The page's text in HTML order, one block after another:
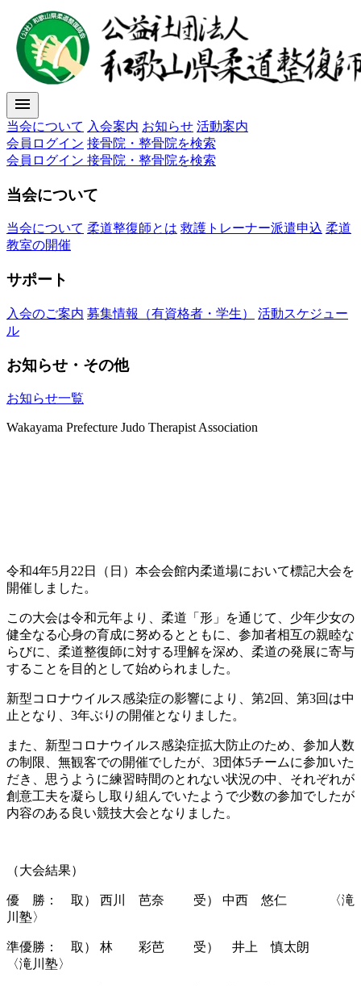
menu
当会について 入会案内 お知らせ 活動案内
会員ログイン 接骨院・整骨院を検索
会員ログイン 接骨院・整骨院を検索
当会について
当会について 柔道整復師とは 救護トレーナー派遣申込 柔道
教室の開催
サポート
入会のご案内 募集情報（有資格者・学生）
活動スケジュー
ル
お知らせ・その他
お知らせ一覧
Wakayama Prefecture Judo Therapist Association
令和4年5月22日（日）本会会館内柔道場において標記大会を
開催しました。
この大会は令和元年より、柔道「形」を通じて、少年少女の
健全なる心身の育成に努めるとともに、参加者相互の親睦な
らびに、柔道整復師に対する理解を深め、柔道の発展に寄与
することを目的として始められました。
新型コロナウイルス感染症の影響により、第2回、第3回は中
止となり、3年ぶりの開催となりました。
また、新型コロナウイルス感染症拡大防止のため、参加人数
の制限、無観客での開催でしたが、3団体5チームに参加いた
だき、思うように練習時間のとれない状況の中、それぞれが
創意工夫を凝らし取り組んでいたようで少数の参加でしたが
内容のある良い競技大会となりました。
（大会結果）
優 勝： 取） 西川 芭奈 受） 中西 悠仁 〈滝
川塾〉
準優勝： 取） 林 彩芭 受） 井上 慎太朗
〈滝川塾〉